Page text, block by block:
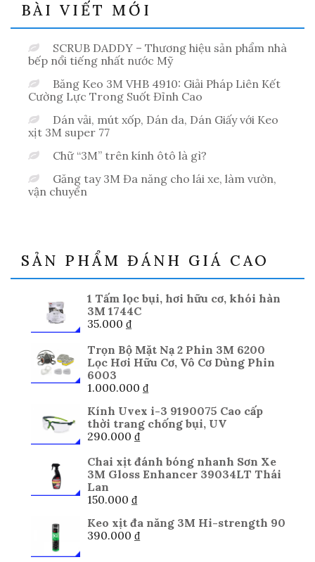
BÀI VIẾT MỚI
SCRUB DADDY – Thương hiệu sản phẩm nhà
bếp nổi tiếng nhất nước Mỹ
Băng Keo 3M VHB 4910: Giải Pháp Liên Kết
Cường Lực Trong Suốt Đỉnh Cao
Dán vải, mút xốp, Dán da, Dán Giấy với Keo
xịt 3M super 77
Chữ “3M” trên kính ôtô là gì?
Găng tay 3M Đa năng cho lái xe, làm vườn,
vận chuyển
SẢN PHẨM ĐÁNH GIÁ CAO
1 Tấm lọc bụi, hơi hữu cơ, khói hàn
3M 1744C
35.000 ₫
Trọn Bộ Mặt Nạ 2 Phin 3M 6200
Lọc Hơi Hữu Cơ, Vô Cơ Dùng Phin
6003
1.000.000 ₫
Kính Uvex i-3 9190075 Cao cấp
thời trang chống bụi, UV
290.000 ₫
Chai xịt đánh bóng nhanh Sơn Xe
3M Gloss Enhancer 39034LT Thái
Lan
150.000 ₫
Keo xịt đa năng 3M Hi-strength 90
390.000 ₫